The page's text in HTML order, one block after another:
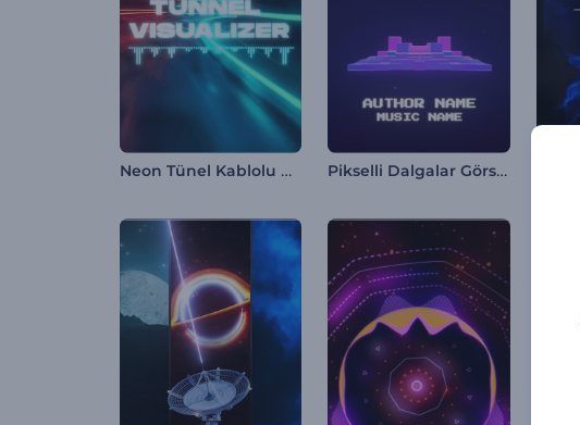
Neon Tünel Kablolu Görselleştirici Pikselli Dalgalar Görselleştirici